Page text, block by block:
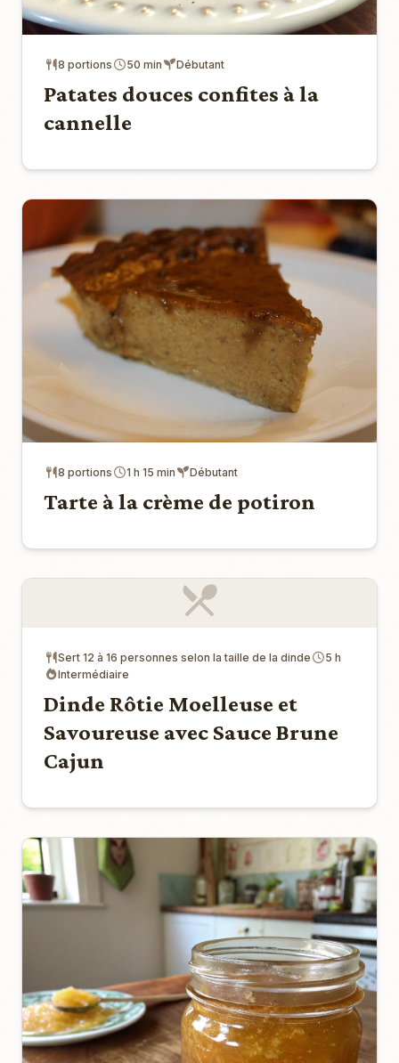
8 portions 50 min Débutant
Patates douces confites à la
cannelle
8 portions 1 h 15 min Débutant
Tarte à la crème de potiron
Sert 12 à 16 personnes selon la taille de la dinde
5 h
Intermédiaire
Dinde Rôtie Moelleuse et
Savoureuse avec Sauce Brune
Cajun